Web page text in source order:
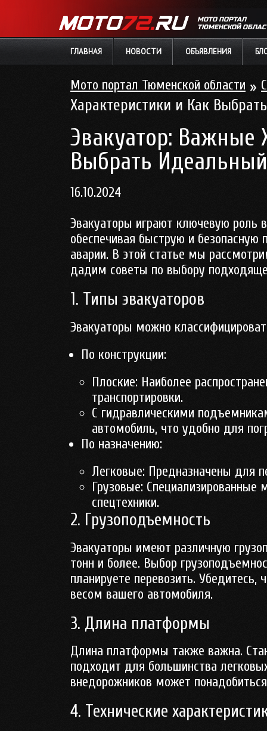
МОТО ПОРТАЛ
ТЮМЕНСКОЙ
ГЛАВНАЯ НОВОСТИ ОБЪЯВЛЕНИЯ
Мото портал Тюменской области »
Характеристики и Как
Эвакуатор: Важные
Выбрать Идеальный
16.10.2024
Эвакуаторы играют ключевую роль
обеспечивая быструю и
аварии. В этой статье мы
дадим советы по выбору
1. Типы эвакуаторов
Эвакуаторы можно
По конструкции:
Плоские: Наиболее
транспортировки.
С гидравлическими
автомобиль, что удобно для
По назначению:
Легковые: Предназначены для
Грузовые:
спецтехники.
2. Грузоподъемность
Эвакуаторы имеют различную
тонн и более. Выбор
планируете перевозить. Убедитесь,
весом вашего автомобиля.
3. Длина платформы
Длина платформы также важна.
подходит для большинства
внедорожников может
4. Технические